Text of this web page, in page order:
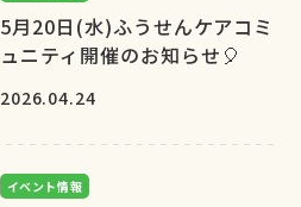
5月20日(水)ふうせんケアコミ
ュニティ開催のお知らせ🎈
2026.04.24
イベント情報